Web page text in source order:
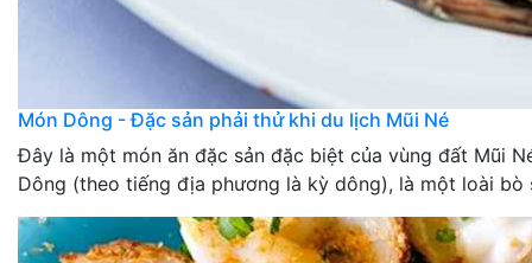
Món Dông - Đặc sản phải thử khi du lịch Mũi Né
Đây là một món ăn đặc sản đặc biệt của vùng đất Mũi
Dông (theo tiếng địa phương là kỳ dông), là một loài bò